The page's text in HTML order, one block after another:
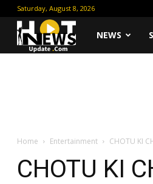
Saturday, August 8, 2026
HotNEWS
Home Entertainment CHOTU KI
CHOTU KI